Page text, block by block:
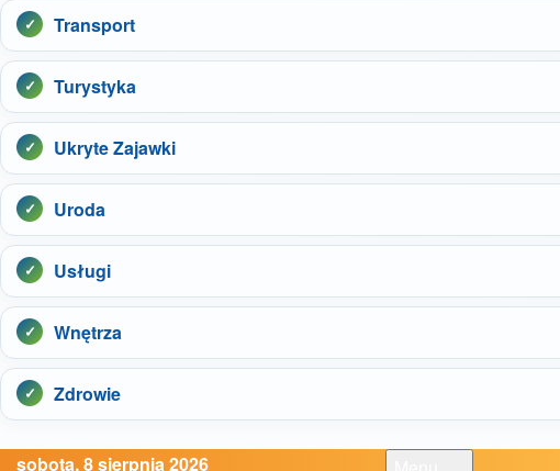
Transport
Turystyka
Ukryte Zajawki
Uroda
Usługi
Wnętrza
Zdrowie
sobota, 8 sierpnia 2026